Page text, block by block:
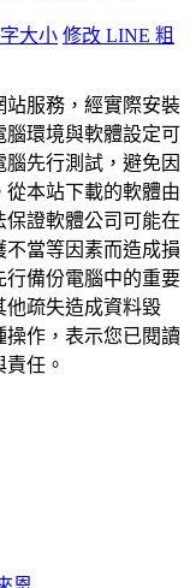
大小 修改 LINE 粗
站服務，經實際安裝
腦環境與軟體設定可
先行測試，避免因
本站下載的軟體由
證軟體公司可能在
當等因素而造成損
行備份電腦中的重要
他疏失造成資料毀
作，表示您已閱讀
任。